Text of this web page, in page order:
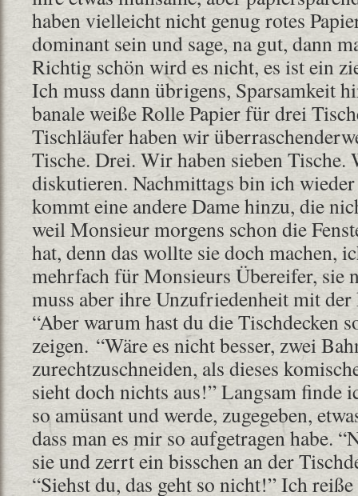
haben vielleicht nicht genug rotes
dominant sein und sage, na gut, dann
Richtig schön wird es nicht, es ist ein
Ich muss dann übrigens, Sparsamkeit
banale weiße Rolle Papier für drei
Tischläufer haben wir
Tische. Drei. Wir haben sieben Tische.
diskutieren. Nachmittags bin ich
kommt eine andere Dame hinzu, die
weil Monsieur morgens schon die
hat, denn das wollte sie doch machen,
mehrfach für Monsieurs Übereifer, sie
muss aber ihre Unzufriedenheit mit der
“Aber warum hast du die Tischdecken
zeigen. “Wäre es nicht besser, zwei
zurechtzuschneiden, als dieses
sieht doch nichts aus!” Langsam finde
so amüsant und werde, zugegeben,
dass man es mir so aufgetragen habe.
sie und zerrt ein bisschen an der
“Siehst du, das geht so nicht!” Ich